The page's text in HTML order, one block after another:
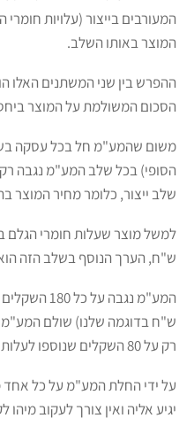
המעורבים בייצור (עלויות
המוצר באותו השלב.
ההפרש בין שני המשתנים האלו
הסכום המשולמת על המוצר
משום שהמע"מ חל בכל עסקה
הסופי) בכל שלב המע"מ נגבה
שלב ייצור, כלומר מחיר המוצר
ש"ח, הערך הנוסף בשלב הזה הוא 80 ש"ח לכל יחידת
ש"ח בדוגמה שלנו) שולם
רק על 80 השקלים שנוספו לעלות המוצר.
על ידי החלת המע"מ על כל
יגיע אליה ואין צורך לעקוב